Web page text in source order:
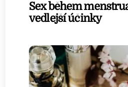
Sex během
vedlejší účinky